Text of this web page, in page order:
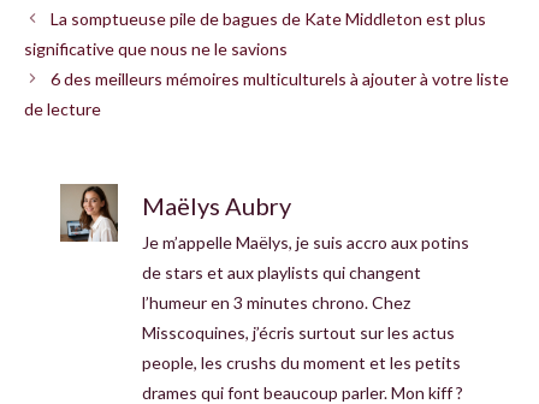
La somptueuse pile de bagues de Kate Middleton est plus
significative que nous ne le savions
6 des meilleurs mémoires multiculturels à ajouter à votre liste
de lecture
Maëlys Aubry
Je m’appelle Maëlys, je suis accro aux potins
de stars et aux playlists qui changent
l’humeur en 3 minutes chrono. Chez
Misscoquines, j’écris surtout sur les actus
people, les crushs du moment et les petits
drames qui font beaucoup parler. Mon kiff ?